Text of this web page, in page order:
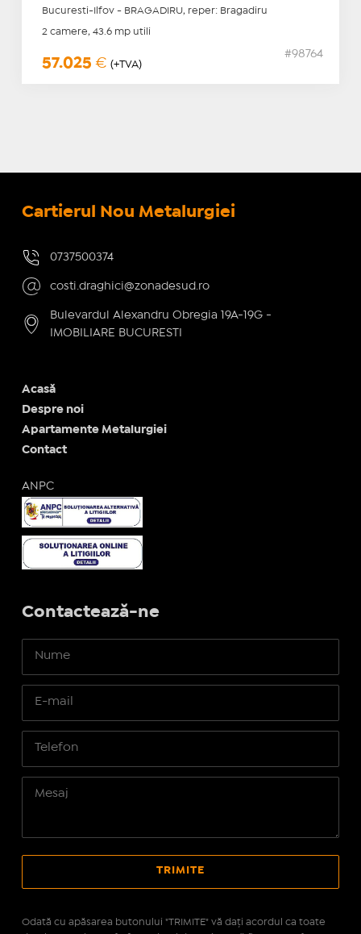
Bucuresti-Ilfov - BRAGADIRU, reper: Bragadiru
2 camere, 43.6 mp utili
57.025 € (+TVA)
#98764
Cartierul Nou Metalurgiei
0737500374
costi.draghici@zonadesud.ro
Bulevardul Alexandru Obregia 19A-19G -
IMOBILIARE BUCURESTI
Acasă
Despre noi
Apartamente Metalurgiei
Contact
ANPC
Contactează-ne
Odată cu apăsarea butonului "TRIMITE" vă daţi acordul ca toate